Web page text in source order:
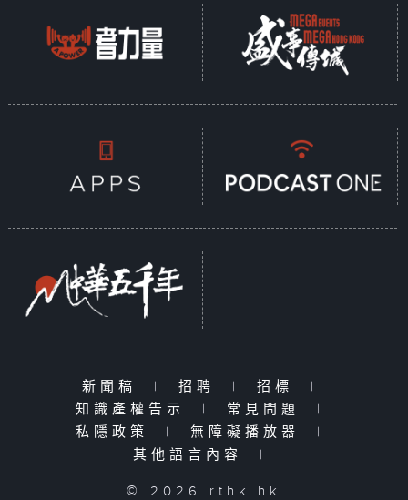
新聞稿 | 招聘 | 招標
|
知識產權告示
| 常見問題
|
私隱政策
| 無障礙播放器
|
其他語言內容
|
© 2026 rthk.hk